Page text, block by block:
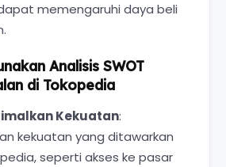
memengaruhi daya beli
Analisis SWOT
di Tokopedia
Kekuatan:
kekuatan yang ditawarkan
seperti akses ke pasar